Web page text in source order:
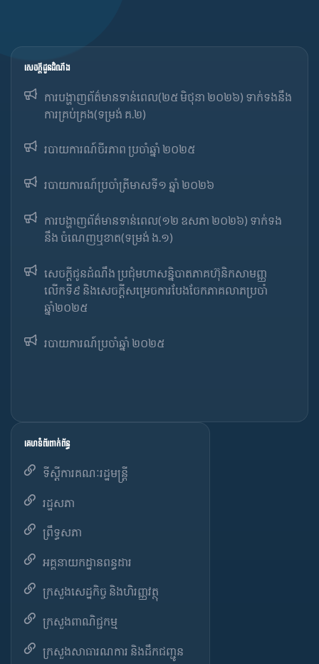
សេចក្ដីជូនដំណឹង
ការបង្ហាញព័ត៌មានទាន់ពេល(២៥ មិថុនា ២០២៦) ទាក់ទងនឹង
ការគ្រប់គ្រង(ទម្រង់ គ.២)
របាយការណ៍ចីរភាព ប្រចាំឆ្នាំ ២០២៥
របាយការណ៍​​ប្រចាំ​ត្រីមាសទី១ ឆ្នាំ ២០២៦
ការបង្ហាញព័ត៌មានទាន់ពេល(១២ ឧសភា ២០២៦) ទាក់ទង
នឹង ចំណេញឬខាត(ទម្រង់ ង.១)
សេចក្តីជូនដំណឹង ប្រជុំមហាសន្និបាតភាគហ៊ុនិកសាមញ្ញ
លើកទី៩ និងសេចក្តីសម្រេចការបែងចែកភាគលាភប្រចាំ
ឆ្នាំ២០២៥​
របាយការណ៍​​ប្រចាំ​ឆ្នាំ ២០២៥
គេហទំព័រពាក់ព័ន្ធ
ទីស្តីការគណៈរដ្ឋមន្ត្រី
រដ្ឋសភា
ព្រឹទ្ធសភា
អគ្គនាយកដ្ឋានពន្ធដារ
ក្រសួងសេដ្ឋកិច្ច និងហិរញ្ញវត្ថុ
ក្រសួងពាណិជ្ជកម្ម
ក្រសួងសាធារណការ និងដឹកជញ្ជូន